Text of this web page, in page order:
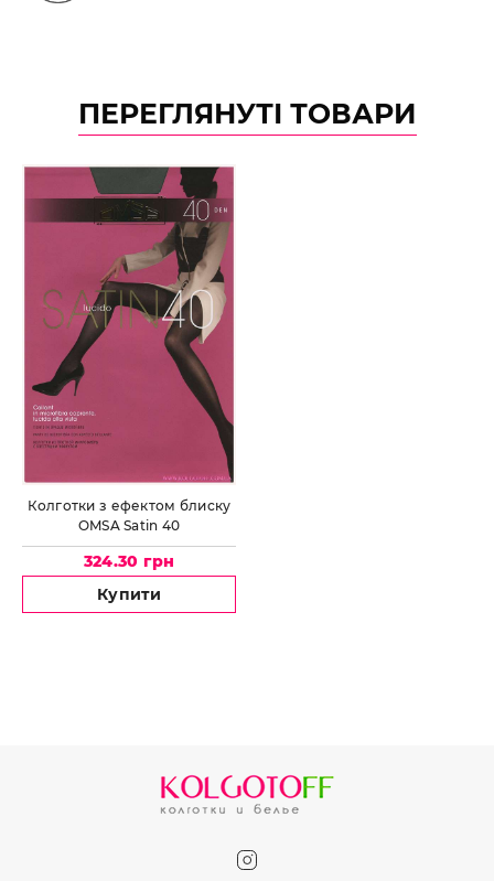
ПЕРЕГЛЯНУТІ ТОВАРИ
Колготки з ефектом блиску
OMSA Satin 40
324.30 грн
Купити